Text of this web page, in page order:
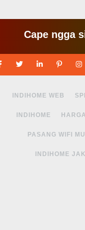
Cape ngga sih
FacebookTwitter Linkedin
INDIHOME WEB
INDIHOME
PASANG WIFI
INDIHOME